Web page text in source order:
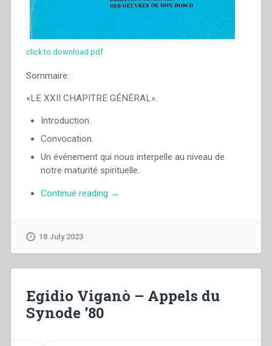
click to download pdf
Sommaire:
«LE XXII CHAPITRE GÉNÉRAL».
Introduction.
Convocation.
Un événement qui nous interpelle au niveau de
notre maturité spirituelle.
Continue reading “Egidio
→
18 July 2023
Egidio Viganò – Appels du
Synode ’80